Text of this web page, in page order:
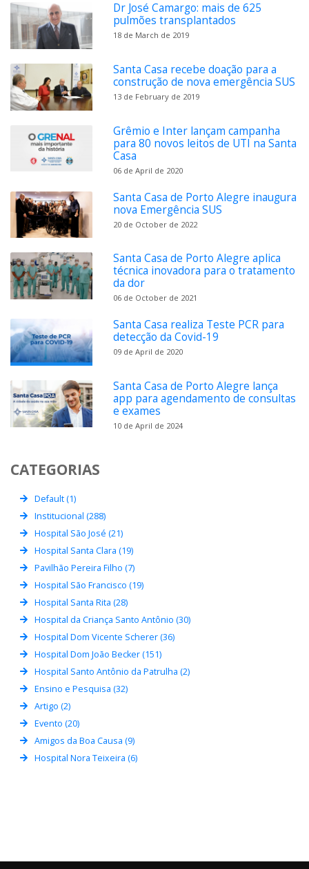
Dr José Camargo: mais de 625
pulmões transplantados
18 de March de 2019
Santa Casa recebe doação para a
construção de nova emergência SUS
13 de February de 2019
Grêmio e Inter lançam campanha
para 80 novos leitos de UTI na Santa
Casa
06 de April de 2020
Santa Casa de Porto Alegre inaugura
nova Emergência SUS
20 de October de 2022
Santa Casa de Porto Alegre aplica
técnica inovadora para o tratamento
da dor
06 de October de 2021
Santa Casa realiza Teste PCR para
detecção da Covid-19
09 de April de 2020
Santa Casa de Porto Alegre lança
app para agendamento de consultas
e exames
10 de April de 2024
CATEGORIAS
Default (1)
Institucional (288)
Hospital São José (21)
Hospital Santa Clara (19)
Pavilhão Pereira Filho (7)
Hospital São Francisco (19)
Hospital Santa Rita (28)
Hospital da Criança Santo Antônio (30)
Hospital Dom Vicente Scherer (36)
Hospital Dom João Becker (151)
Hospital Santo Antônio da Patrulha (2)
Ensino e Pesquisa (32)
Artigo (2)
Evento (20)
Amigos da Boa Causa (9)
Hospital Nora Teixeira (6)